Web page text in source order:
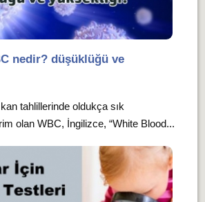
nedir? düşüklüğü ve
tahlillerinde oldukça sık
olan WBC, İngilizce, “White Blood...